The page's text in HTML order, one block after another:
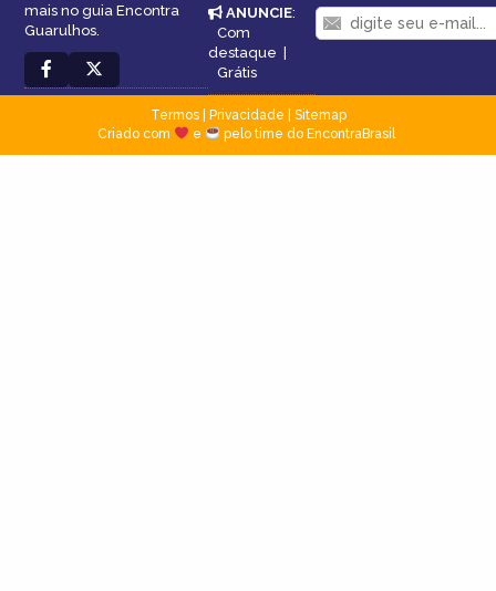
mais no guia Encontra
Guarulhos.
ANUNCIE:
Com
destaque |
Grátis
Termos| Privacidade
Sitemap
Criado com
e pelo time do EncontraBrasil